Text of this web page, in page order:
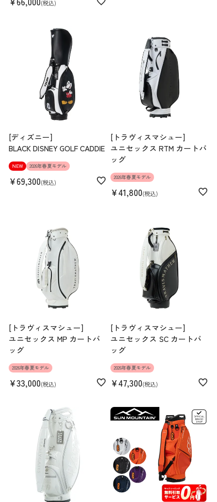
税込
[ディズニー]
BLACK DISNEY GOLF CADDIE
NEW 2026年春夏モデル
¥69,300 税込
[トラヴィスマシュー]
ユニセックス RTM カートバ
ッグ
2026年春夏モデル
¥41,800 税込
[トラヴィスマシュー]
ユニセックス MP カートバ
ッグ
2026年春夏モデル
¥33,000 税込
[トラヴィスマシュー]
ユニセックス SC カートバ
ッグ
2026年春夏モデル
¥47,300 税込